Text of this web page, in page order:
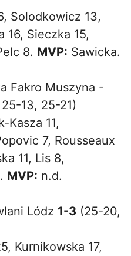
Solodkowicz 13,
16, Sieczka 15,
8. MVP: Sawicka.
Fakro Muszyna -
13, 25-21)
Kasza 11,
7, Rousseaux
11, Lis 8,
MVP: n.d.
Lódz 1-3 (25-20,
Kurnikowska 17,